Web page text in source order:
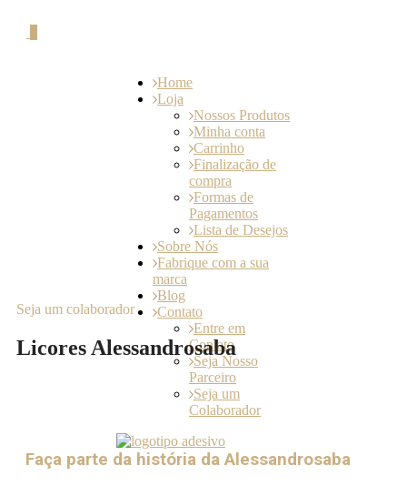
Home
Loja
Nossos Produtos
Minha conta
Carrinho
Finalização de
compra
Formas de
Pagamentos
Lista de Desejos
Sobre Nós
Fabrique com a sua
marca
Blog
Contato
Entre em
Contato
Seja Nosso
Parceiro
Seja um
Colaborador
Seja um colaborador
Licores Alessandrosaba
Faça parte da história da Alessandrosaba